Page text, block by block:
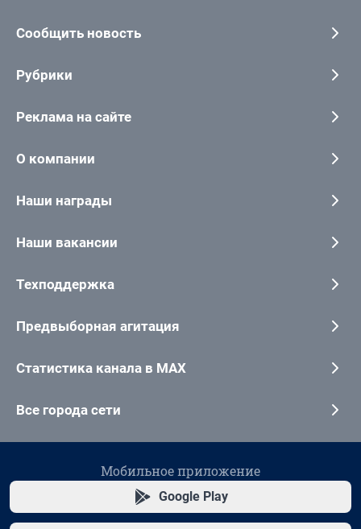
Сообщить новость
Рубрики
Реклама на сайте
О компании
Наши награды
Наши вакансии
Техподдержка
Предвыборная агитация
Статистика канала в MAX
Все города сети
Мобильное приложение
Google Play